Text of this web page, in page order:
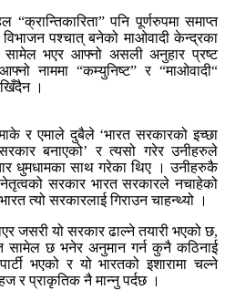
पनि पूर्णरुपमा समाप्त
पश्चात् बनेको माओवादी केन्द्रका
सामेल भएर आफ्नो असली अनुहार प्रष्ट
नाममा “कम्युनिष्ट” र “माओवादी“
।
र एमाले दुबैले ‘भारत सरकारको इच्छा
बनाएको’ र त्यसो गरेर उनीहरुले
धुमधामका साथ गरेका थिए । उनीहरुकै
सरकार भारत सरकारले नचाहेको
त्यो सरकारलाई गिराउन चाहन्थ्यो ।
जसरी यो सरकार ढाल्ने तयारी भएको छ,
छ भनेर अनुमान गर्न कुनै कठिनाई
भएको र यो भारतको इशारामा चल्ने
प्राकृतिक नै मान्नु पर्दछ ।